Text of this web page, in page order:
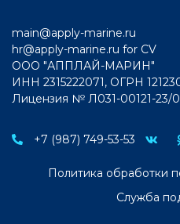
main@apply-marine.ru
hr@apply-marine.ru for CV
ООО "АППЛАЙ-МАРИН"
ИНН 2315222071, ОГРН
Лицензия № Л031-00121-23/
+7 (987) 749-53-53
Политика обработки
Служба